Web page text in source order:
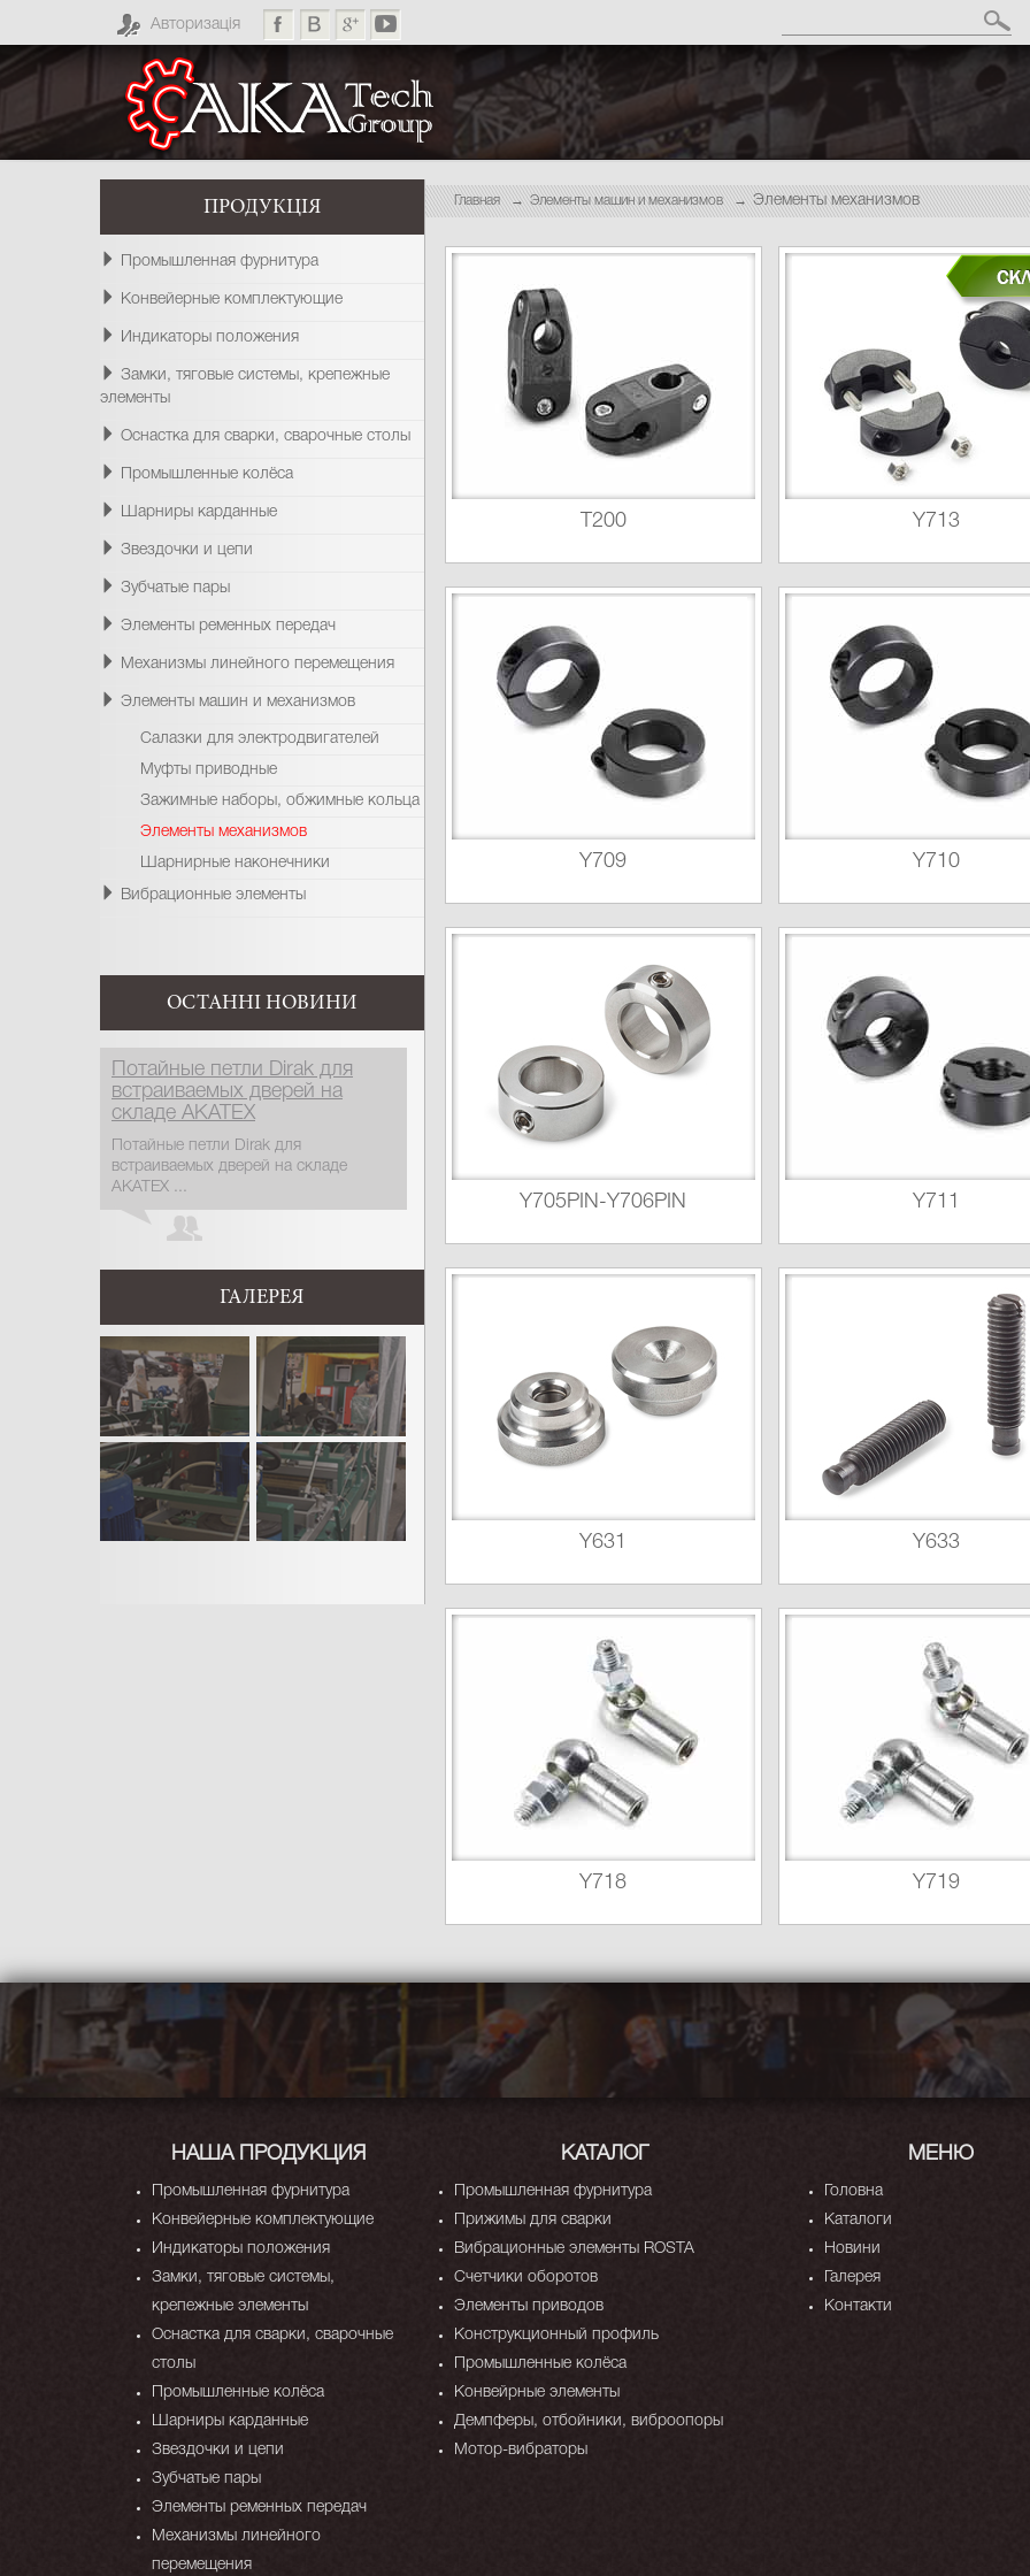
Авторизація
ПРОДУКЦІЯ
Промышленная фурнитура
Конвейерные комплектующие
Индикаторы положения
Замки, тяговые системы, крепежные
элементы
Оснастка для сварки, сварочные столы
Промышленные колёса
Шарниры карданные
Звездочки и цепи
Зубчатые пары
Элементы ременных передач
Механизмы линейного перемещения
Элементы машин и механизмов
Салазки для электродвигателей
Муфты приводные
Зажимные наборы, обжимные кольца
Элементы механизмов
Шарнирные наконечники
Вибрационные элементы
ОСТАННІ НОВИНИ
Потайные петли Dirak для
встраиваемых дверей на
складе АКАТЕХ
Потайные петли Dirak для
встраиваемых дверей на складе
АКАТЕХ ...
ГАЛЕРЕЯ
Главная Элементы машин и механизмов Элементы механизмов
T200 Y713
Y709 Y710
Y705PIN-Y706PIN Y711
Y631 Y633
Y718 Y719
НАША ПРОДУКЦИЯ
Промышленная фурнитура
Конвейерные комплектующие
Индикаторы положения
Замки, тяговые системы,
крепежные элементы
Оснастка для сварки, сварочные
столы
Промышленные колёса
Шарниры карданные
Звездочки и цепи
Зубчатые пары
Элементы ременных передач
Механизмы линейного
перемещения
КАТАЛОГ
Промышленная фурнитура
Прижимы для сварки
Вибрационные элементы ROSTA
Счетчики оборотов
Элементы приводов
Конструкционный профиль
Промышленные колёса
Конвейрные элементы
Демпферы, отбойники, виброопоры
Мотор-вибраторы
МЕНЮ
Головна
Каталоги
Новини
Галерея
Контакти